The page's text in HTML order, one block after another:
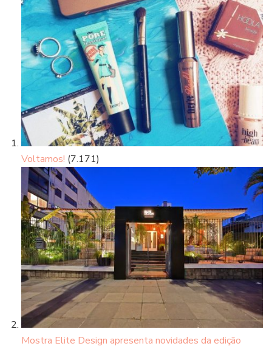
Voltamos! (7.171)
Mostra Elite Design apresenta novidades da edição